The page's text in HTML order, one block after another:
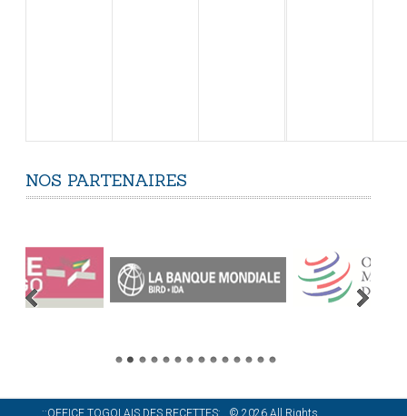
NOS PARTENAIRES
..::OFFICE TOGOLAIS DES RECETTES:.. © 2026 All Rights